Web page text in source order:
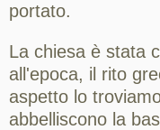
portato.
La chiesa è stata
all'epoca, il rito
aspetto lo
abbelliscono la